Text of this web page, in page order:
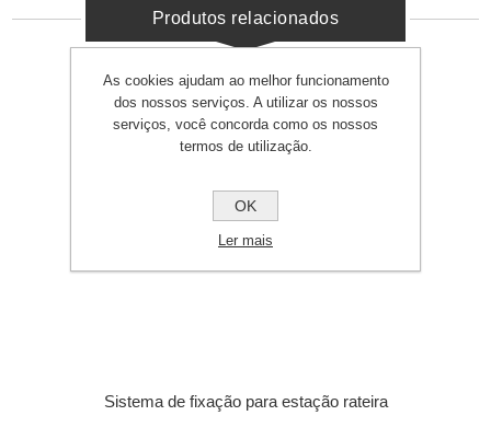
Produtos relacionados
Sistema de fixação para estação rateira
As cookies ajudam ao melhor funcionamento
dos nossos serviços. A utilizar os nossos
serviços, você concorda como os nossos
termos de utilização.
OK
Ler mais